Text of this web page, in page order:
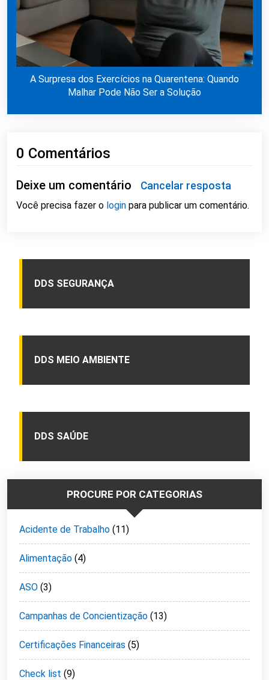
A Surpresa dos Exercícios na Quarentena: Quando
Malhar Pode Não Ser a Solução
0 Comentários
Deixe um comentário Cancelar resposta
Você precisa fazer o login para publicar um comentário.
DDS SEGURANÇA
DDS MEIO AMBIENTE
DDS SAÚDE
PROCURE POR CATEGORIAS
Acidente de Trabalho (11)
Alimentação (4)
ASO (3)
Campanhas de Concientização (13)
Certificações Financeiras (5)
Check list (9)